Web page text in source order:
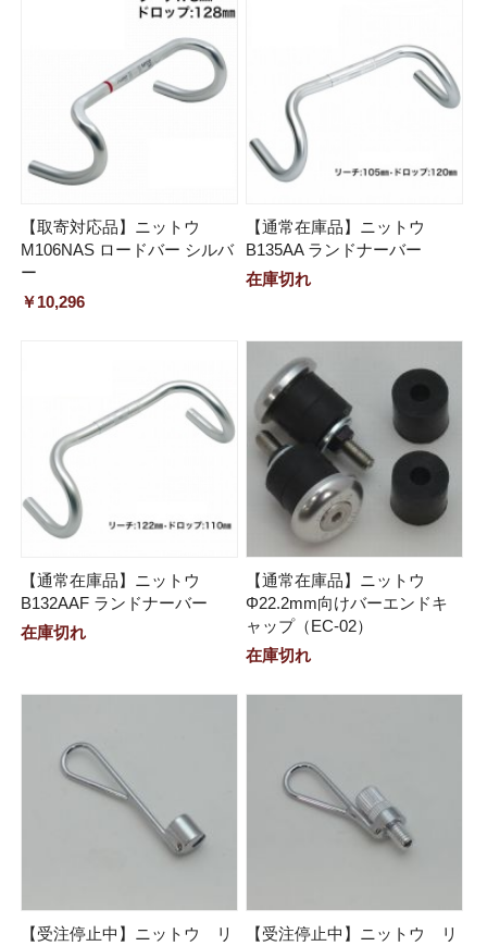
【取寄対応品】ニットウ
M106NAS ロードバー シルバ
ー
￥10,296
【通常在庫品】ニットウ
B135AA ランドナーバー
在庫切れ
【通常在庫品】ニットウ
B132AAF ランドナーバー
在庫切れ
【通常在庫品】ニットウ
Φ22.2mm向けバーエンドキ
ャップ（EC-02）
在庫切れ
【受注停止中】ニットウ リ
【受注停止中】ニットウ リ